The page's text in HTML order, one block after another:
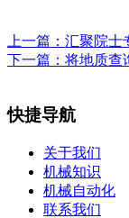
上一篇： 汇聚院士
下一篇： 将地质查
快捷导航
关于我们
机械知识
机械自动化
联系我们